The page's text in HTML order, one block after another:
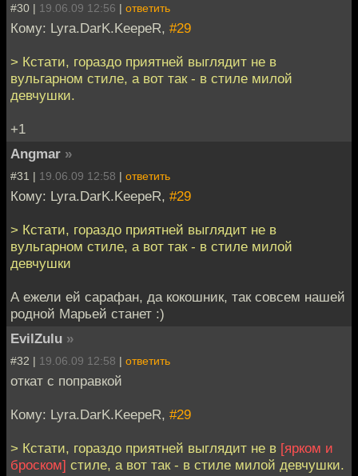
#30 | 19.06.09 12:56 | ответить
Кому: Lyra.DarK.KeepeR, #29
> Кстати, гораздо приятней выглядит не в
вульгарном стиле, а вот так - в стиле милой
девчушки.
+1
Angmar »
#31 | 19.06.09 12:58 | ответить
Кому: Lyra.DarK.KeepeR, #29
> Кстати, гораздо приятней выглядит не в
вульгарном стиле, а вот так - в стиле милой
девчушки
А ежели ей сарафан, да кокошник, так совсем нашей
родной Марьей станет :)
EvilZulu »
#32 | 19.06.09 12:58 | ответить
откат с поправкой
Кому: Lyra.DarK.KeepeR, #29
> Кстати, гораздо приятней выглядит не в [ярком и
броском] стиле, а вот так - в стиле милой девчушки.